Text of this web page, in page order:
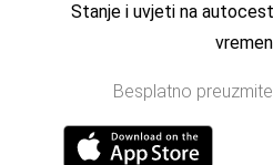
Stanje i uvjeti na
Besplatno